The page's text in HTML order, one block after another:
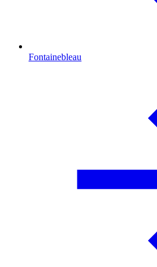
Fontainebleau